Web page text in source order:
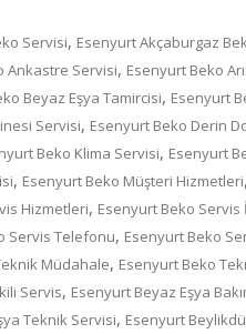
Servisi, Esenyurt Akçaburgaz
Ankastre Servisi, Esenyurt Beko
Beyaz Eşya Tamircisi, Esenyurt
Servisi, Esenyurt Beko Derin
Beko Klima Servisi, Esenyurt
, Esenyurt Beko Müşteri Hizmetleri,
Hizmetleri, Esenyurt Beko Servis
Servis Telefonu, Esenyurt Beko
Müdahale, Esenyurt Beko
Servis, Esenyurt Beyaz Eşya
Teknik Servisi, Esenyurt